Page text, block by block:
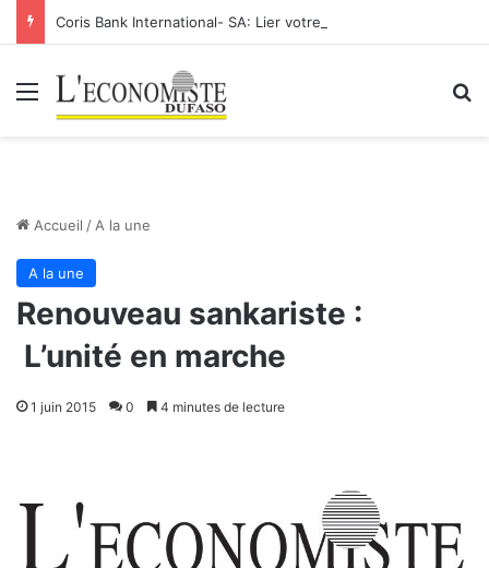
Menu
Accueil / A la une
A la une
Renouveau sankariste :
L’unité en marche
1 juin 2015 0 4 minutes de lecture